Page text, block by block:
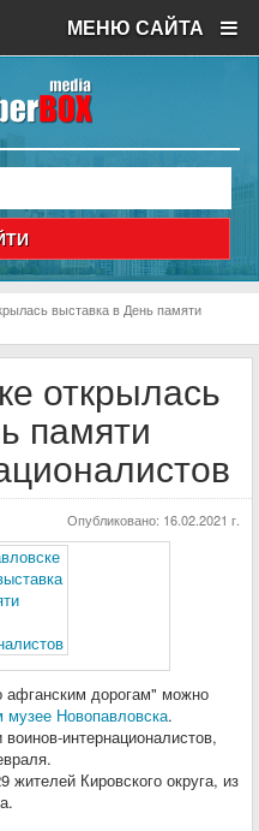
МЕНЮ САЙТА
выставка в День памяти
открылась
памяти
Опубликовано: 16.02.2021 г.
дорогам" можно
музее Новопавловска.
интернационалистов,
жителей Кировского округа, из